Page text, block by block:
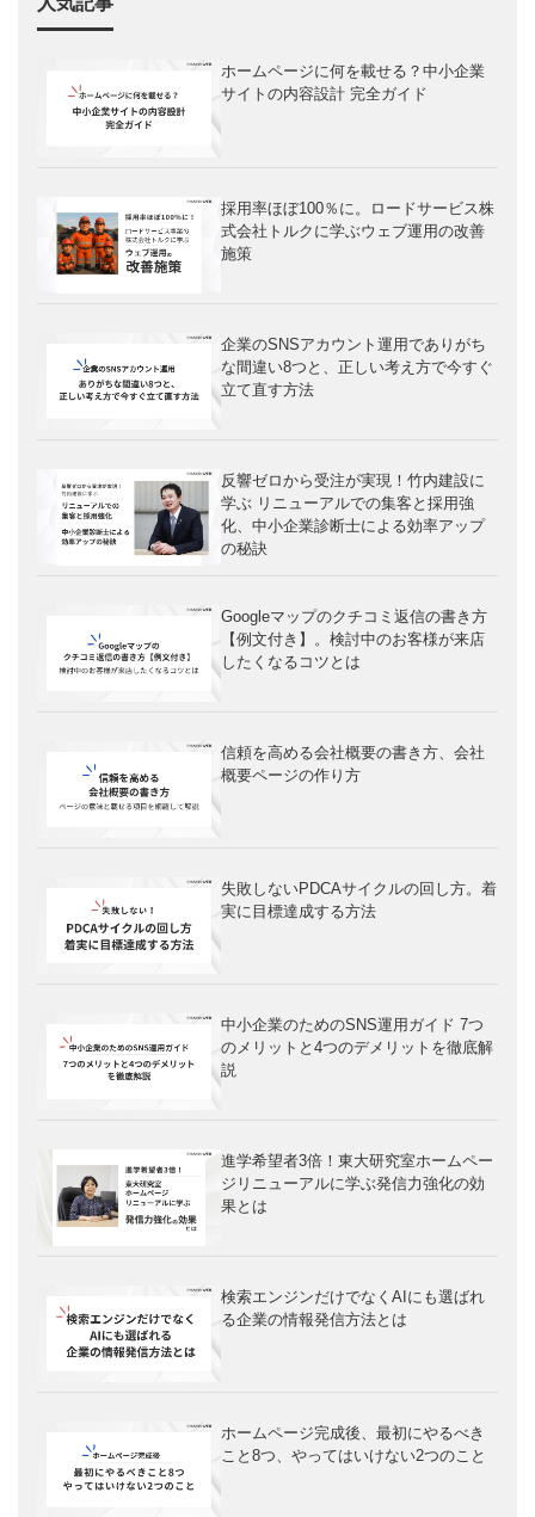
ホームページに何を載せる？中小企業
サイトの内容設計 完全ガイド
採用率ほぼ100％に。ロードサービス株
式会社トルクに学ぶウェブ運用の改善
施策
企業のSNSアカウント運用でありがち
な間違い8つと、正しい考え方で今すぐ
立て直す方法
反響ゼロから受注が実現！竹内建設に
学ぶ リニューアルでの集客と採用強
化、中小企業診断士による効率アップ
の秘訣
Googleマップのクチコミ返信の書き方
【例文付き】。検討中のお客様が来店
したくなるコツとは
信頼を高める会社概要の書き方、会社
概要ページの作り方
失敗しないPDCAサイクルの回し方。着
実に目標達成する方法
中小企業のためのSNS運用ガイド 7つ
のメリットと4つのデメリットを徹底解
説
進学希望者3倍！東大研究室ホームペー
ジリニューアルに学ぶ発信力強化の効
果とは
検索エンジンだけでなくAIにも選ばれ
る企業の情報発信方法とは
ホームページ完成後、最初にやるべき
こと8つ、やってはいけない2つのこと